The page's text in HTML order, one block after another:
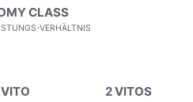
CLASS
VERHÄLTNIS
VITO 2 VITOS